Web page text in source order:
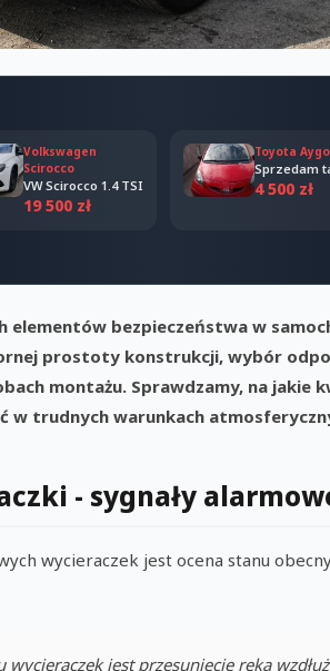
Volkswagen
Scirocco
VW Scirocco 1.4 TSI
19 500 zł
Toyota Aygo
4 500 zł
elementów bezpieczeństwa w
prostoty konstrukcji, wybór
montażu. Sprawdzamy, na jakie
w trudnych warunkach
- sygnały
wycieraczek jest ocena stanu
jest przesunięcie ręką